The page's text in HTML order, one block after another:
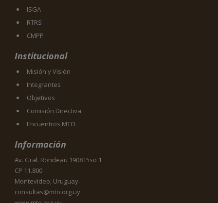
ISGA
RTRS
CMPP
Institucional
Misión y Visión
Integrantes
Objetivos
Comisión Directiva
Encuentros MTO
Información
Av. Gral. Rondeau 1908 Piso 1
CP 11.800
Montevideo, Uruguay.
consultas@mto.org.uy